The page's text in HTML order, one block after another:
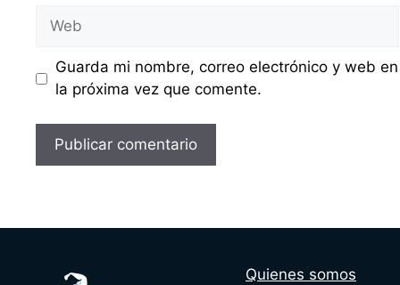
Web
Guarda mi nombre, correo electrónico y web
la próxima vez que comente.
Quienes somos